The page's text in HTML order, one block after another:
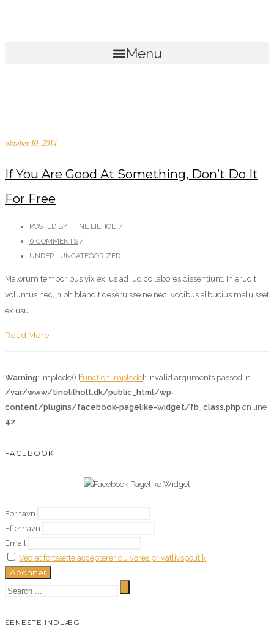
Menu
oktober 10, 2014
If You Are Good At Something, Don’t Do It
For Free
POSTED BY : TINE LILHOLT/
0 COMMENTS /
UNDER : UNCATEGORIZED
Malorum temporibus vix ex.Ius ad iudico labores dissentiunt. In eruditi
volumus nec, nibh blandit deseruisse ne nec, vocibus albucius maluisset
ex usu.
Read More
Warning: implode() [function.implode]: Invalid arguments passed in
/var/www/tinelilholt.dk/public_html/wp-
content/plugins/facebook-pagelike-widget/fb_class.php on line
42
FACEBOOK
Fornavn
Efternavn
Email
Ved at fortsætte accepterer du vores privatlivspolitik
SENESTE INDLÆG